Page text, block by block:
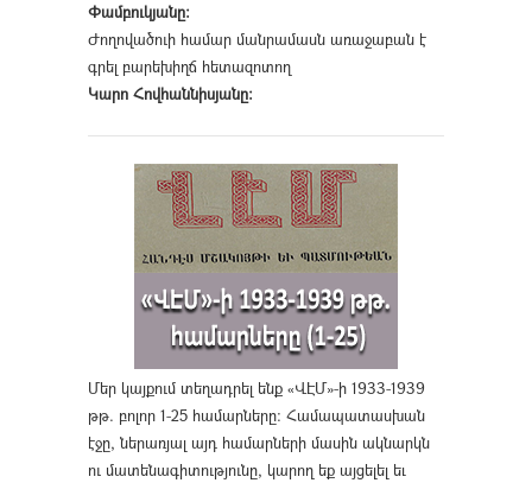
Փամբուկյանը։
Ժողովածուի համար մանրամասն առաջաբան է
գրել բարեխիղճ հետազոտող
Կարո Հովհաննիսյանը։
Մեր կայքում տեղադրել ենք «ՎԷՄ»-ի 1933-1939
թթ. բոլոր 1-25 համարները։ Համապատասխան
էջը, ներառյալ այդ համարների մասին ակնարկն
ու մատենագիտությունը, կարող եք այցելել եւ